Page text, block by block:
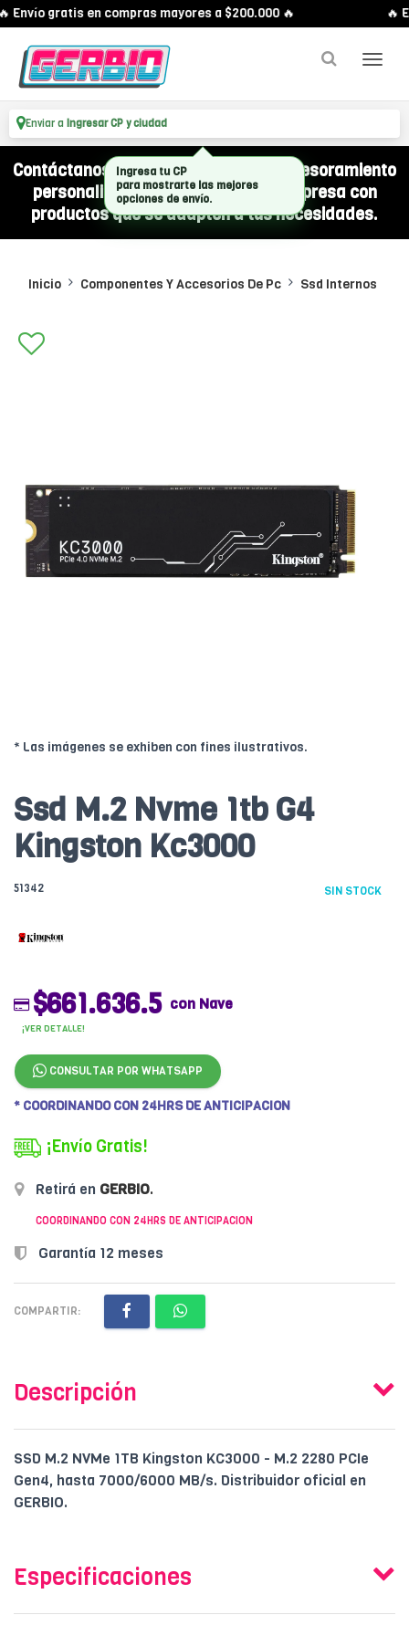
Envío gratis en compras mayores a $200.000 🔥 🔥
Enviar a Ingresar CP y ciudad
Contáctanos por WhatsApp y recibí asesoramiento
personalizado para equipar a tu empresa con
productos que se adapten a tus necesidades.
Inicio Componentes Y Accesorios De Pc Ssd Internos
* Las imágenes se exhiben con fines ilustrativos.
Ssd M.2 Nvme 1tb G4
Kingston Kc3000
51342 SIN STOCK
$661.636.5 con Nave
¡VER DETALLE!
CONSULTAR POR WHATSAPP
* COORDINANDO CON 24HRS DE ANTICIPACION
¡Envío Gratis!
Retirá en GERBIO.
COORDINANDO CON 24HRS DE ANTICIPACION
Garantía 12 meses
COMPARTIR:
Descripción
SSD M.2 NVMe 1TB Kingston KC3000 - M.2 2280 PCIe
Gen4, hasta 7000/6000 MB/s. Distribuidor oficial en
GERBIO.
Especificaciones
Ingresa tu CP
para mostrarte las mejores
opciones de envío.